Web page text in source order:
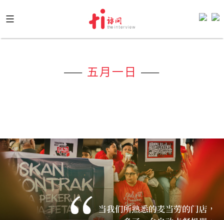
to
content
—— 五月一日 ——